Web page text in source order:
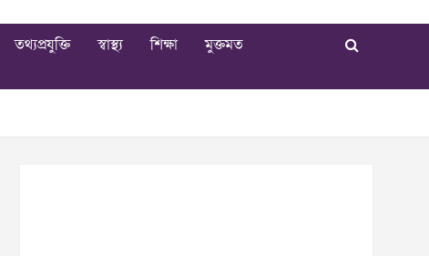
তথ্যপ্রযুক্তি স্বাস্থ্য শিক্ষা
মুক্তমত